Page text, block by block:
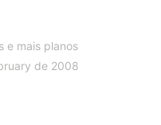
e mais planos
de 2008